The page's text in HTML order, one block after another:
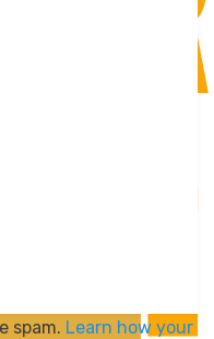
spam. Learn how your